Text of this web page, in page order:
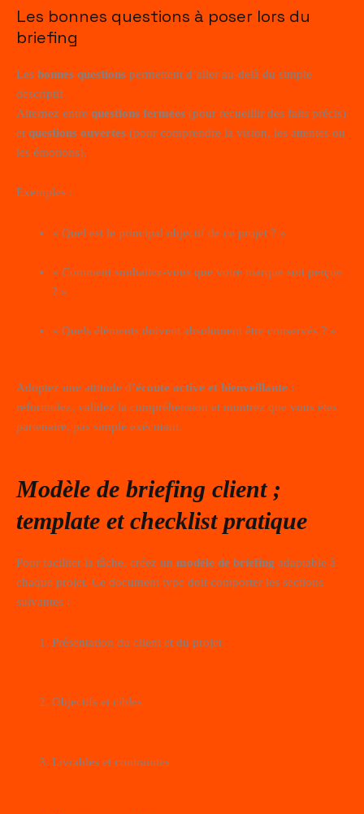
Les bonnes questions à poser lors du
briefing
Les bonnes questions permettent d’aller au-delà du simple
descriptif.
Alternez entre questions fermées (pour recueillir des faits précis)
et questions ouvertes (pour comprendre la vision, les attentes ou
les émotions).
Exemples :
« Quel est le principal objectif de ce projet ? »
« Comment souhaitez-vous que votre marque soit perçue
? »
« Quels éléments doivent absolument être conservés ? »
Adoptez une attitude d’écoute active et bienveillante :
reformulez, validez la compréhension et montrez que vous êtes
partenaire, pas simple exécutant.
Modèle de briefing client ;
template et checklist pratique
Pour faciliter la tâche, créez un modèle de briefing adaptable à
chaque projet. Ce document type doit comporter les sections
suivantes :
Présentation du client et du projet
Objectifs et cibles
Livrables et contraintes